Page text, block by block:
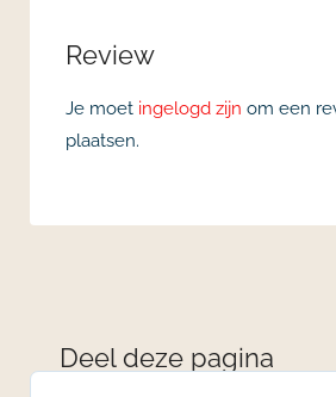
Review
Je moet ingelogd zijn om een
plaatsen.
Deel deze pagina